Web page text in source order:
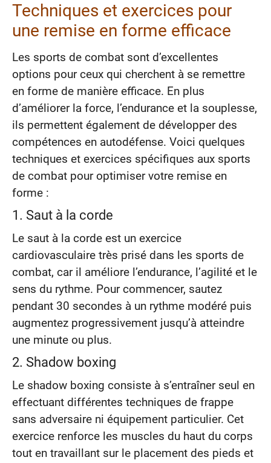
Techniques et exercices pour
une remise en forme efficace
Les sports de combat sont d’excellentes
options pour ceux qui cherchent à se remettre
en forme de manière efficace. En plus
d’améliorer la force, l’endurance et la souplesse,
ils permettent également de développer des
compétences en autodéfense. Voici quelques
techniques et exercices spécifiques aux sports
de combat pour optimiser votre remise en
forme :
1. Saut à la corde
Le saut à la corde est un exercice
cardiovasculaire très prisé dans les sports de
combat, car il améliore l’endurance, l’agilité et le
sens du rythme. Pour commencer, sautez
pendant 30 secondes à un rythme modéré puis
augmentez progressivement jusqu’à atteindre
une minute ou plus.
2. Shadow boxing
Le shadow boxing consiste à s’entraîner seul en
effectuant différentes techniques de frappe
sans adversaire ni équipement particulier. Cet
exercice renforce les muscles du haut du corps
tout en travaillant sur le placement des pieds et